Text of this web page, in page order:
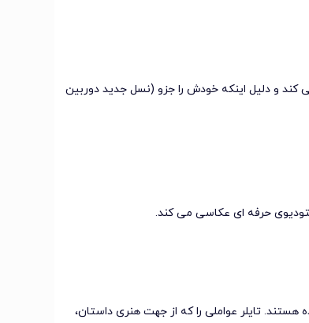
کند و دلیل اینکه خودش را جزو (نسل جدید دوربین
حرفه ای عکاسی می کند.
هستند. تایلر عواملی را که از جهت هنری داستان،